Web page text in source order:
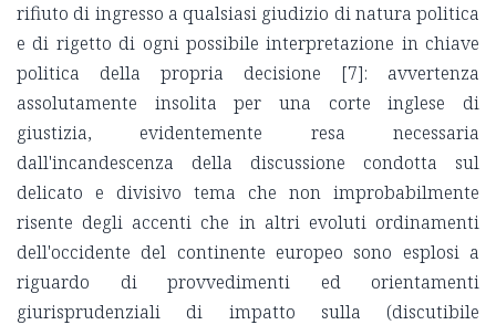
rifiuto di ingresso a qualsiasi giudizio di natura politica
e di rigetto di ogni possibile interpretazione in chiave
politica della propria decisione [7]: avvertenza
assolutamente insolita per una corte inglese di
giustizia, evidentemente resa necessaria
dall'incandescenza della discussione condotta sul
delicato e divisivo tema che non improbabilmente
risente degli accenti che in altri evoluti ordinamenti
dell'occidente del continente europeo sono esplosi a
riguardo di provvedimenti ed orientamenti
giurisprudenziali di impatto sulla (discutibile